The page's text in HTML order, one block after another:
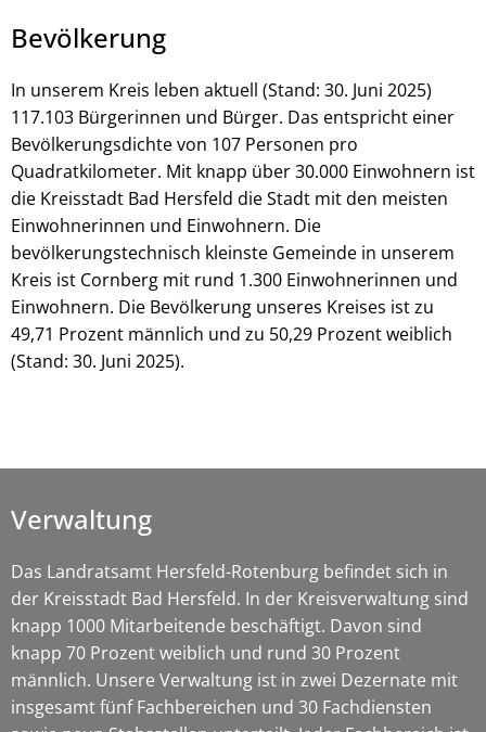
Bevölkerung
In unserem Kreis leben aktuell (Stand: 30. Juni 2025)
117.103 Bürgerinnen und Bürger. Das entspricht einer
Bevölkerungsdichte von 107 Personen pro
Quadratkilometer. Mit knapp über 30.000 Einwohnern ist
die Kreisstadt Bad Hersfeld die Stadt mit den meisten
Einwohnerinnen und Einwohnern. Die
bevölkerungstechnisch kleinste Gemeinde in unserem
Kreis ist Cornberg mit rund 1.300 Einwohnerinnen und
Einwohnern. Die Bevölkerung unseres Kreises ist zu
49,71 Prozent männlich und zu 50,29 Prozent weiblich
(Stand: 30. Juni 2025).
Verwaltung
Das Landratsamt Hersfeld-Rotenburg befindet sich in
der Kreisstadt Bad Hersfeld. In der Kreisverwaltung sind
knapp 1000 Mitarbeitende beschäftigt. Davon sind
knapp 70 Prozent weiblich und rund 30 Prozent
männlich. Unsere Verwaltung ist in zwei Dezernate mit
insgesamt fünf Fachbereichen und 30 Fachdiensten